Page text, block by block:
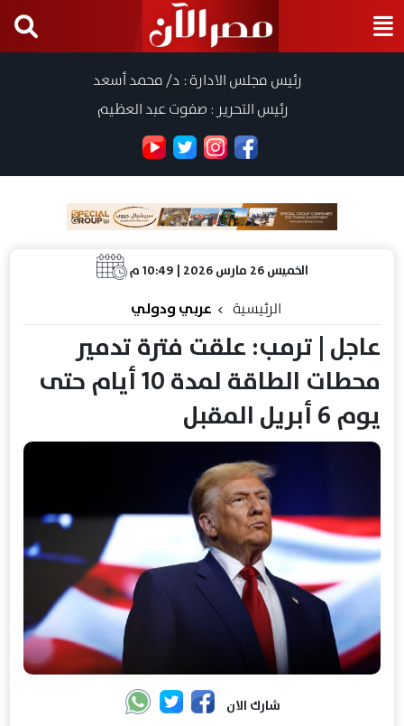
رئيس مجلس الادارة : د/ محمد أسعد
رئيس التحرير : صفوت عبد العظيم
الخميس 26 مارس 2026 | 10:49 م
الرئيسية عربي ودولي
عاجل | ترمب: علقت فترة تدمير
محطات الطاقة لمدة 10 أيام حتى
يوم 6 أبريل المقبل
شارك الان